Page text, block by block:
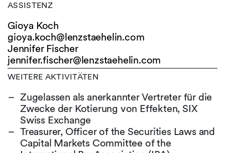
ASSISTENZ
Gioya Koch
gioya.koch@lenzstaehelin.com
Jennifer Fischer
jennifer.fischer@lenzstaehelin.com
WEITERE AKTIVITÄTEN
Zugelassen als anerkannter Vertreter für die
Zwecke der Kotierung von Effekten, SIX
Swiss Exchange
Treasurer, Officer of the Securities Laws and
Capital Markets Committee of the